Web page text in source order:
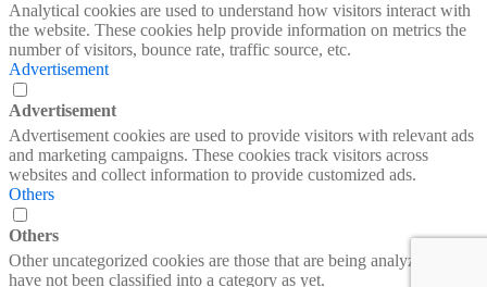
Analytical cookies are used to understand how visitors interact with
the website. These cookies help provide information on metrics the
number of visitors, bounce rate, traffic source, etc.
Advertisement
Advertisement
Advertisement cookies are used to provide visitors with relevant ads
and marketing campaigns. These cookies track visitors across
websites and collect information to provide customized ads.
Others
Others
Other uncategorized cookies are those that are being analyzed and
have not been classified into a category as yet.